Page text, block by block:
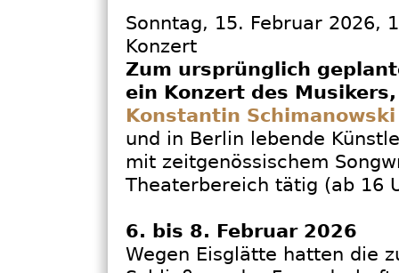
Sonntag, 15. Februar 2026,
Konzert
Zum ursprünglich
ein Konzert des
Konstantin Schimanowski
und in Berlin lebende
mit zeitgenössischem
Theaterbereich tätig (ab 16
6. bis 8. Februar 2026
Wegen Eisglätte hatten die